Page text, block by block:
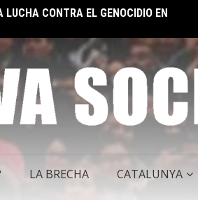
LA BRECHA CATALUNYA